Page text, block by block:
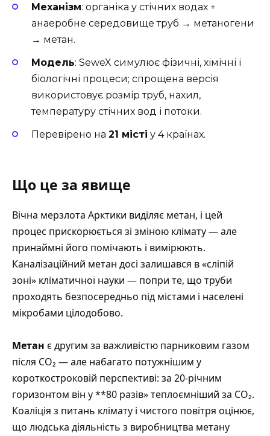
Механізм: органіка у стічних водах +
анаеробне середовище труб → метаногени
→ метан.
Модель: SeweX симулює фізичні, хімічні і
біологічні процеси; спрощена версія
використовує розмір труб, нахил,
температуру стічних вод і потоки.
Перевірено на 21 місті у 4 країнах.
Що це за явище
Вічна мерзлота Арктики виділяє метан, і цей
процес прискорюється зі зміною клімату— але
принаймні його помічають і вимірюють.
Каналізаційний метан досі залишався в «сліпій
зоні» кліматичної науки — попри те, що труби
проходять безпосередньо під містами і населені
мікробами цілодобово.
Метан є другим за важливістю парниковим газом
після CO₂ — але набагато потужнішим у
короткостроковій перспективі: за 20-річним
горизонтом він у **80 разів» теплоємніший за CO₂.
Коаліція з питань клімату і чистого повітря оцінює,
що людська діяльність з виробництва метану